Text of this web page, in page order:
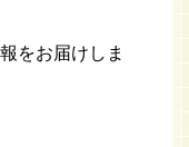
をお届けしま